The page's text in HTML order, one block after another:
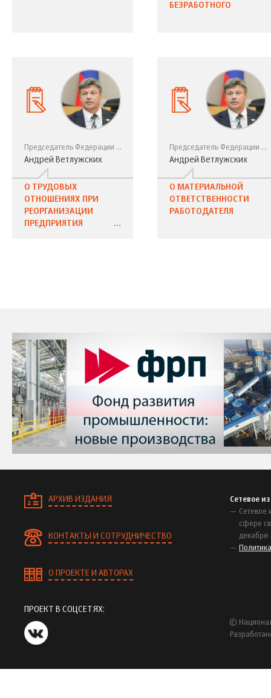
БЕЗРАБОТНОГО
Председатель Федерации профсоюзов Свердловской области, депутат Государственной Думы России VII созыва
Андрей Ветлужских
О ТРУДОВЫХ
ОТНОШЕНИЯХ ПРИ
РЕОРГАНИЗАЦИИ
ПРЕДПРИЯТИЯ
Председатель Федерации профсоюзов Свердловской области, депутат Государственной Думы России VII созыва
Андрей Ветлужских
О МАТЕРИАЛЬНОЙ
ОТВЕТСТВЕННОСТИ
РАБОТОДАТЕЛЯ
АРХИВ ИЗДАНИЯ
КОНТАКТЫ И СОТРУДНИЧЕСТВО
О ПРОЕКТЕ И АВТОРАХ
Сетевое
Сетевое
сфере
декабря
ПРОЕКТ В СОЦСЕТЯХ:
©